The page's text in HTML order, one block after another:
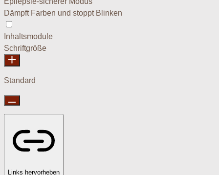
Dämpft Farben und stoppt Blinken
Inhaltsmodule
Schriftgröße
Standard
Links hervorheben